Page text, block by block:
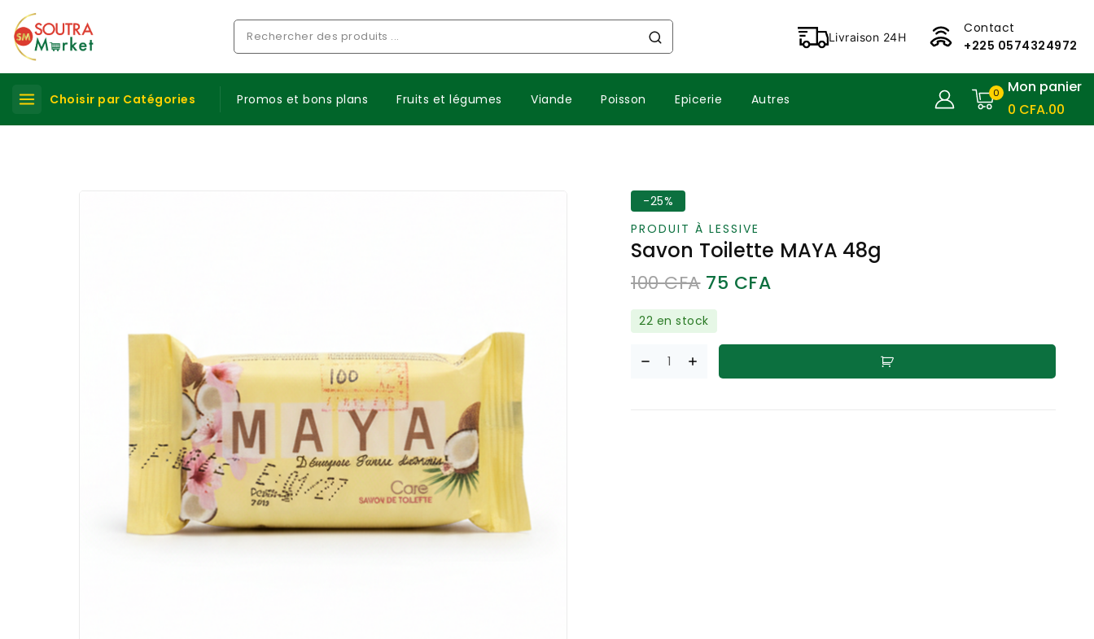
Livraison 24H
Contact
+225 0574324972
Choisir par Catégories Promos et bons plans Fruits et légumes Viande Poisson Epicerie Autres 0
Mon panier
0 CFA.00
-25%
PRODUIT À LESSIVE
Savon Toilette MAYA 48g
100CFA 75 CFA
22 en stock